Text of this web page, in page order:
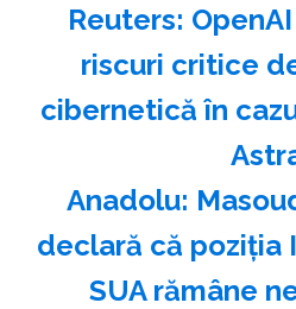
Reuters:
riscuri critice
cibernetică în
Anadolu:
declară că poziţia
SUA rămâne